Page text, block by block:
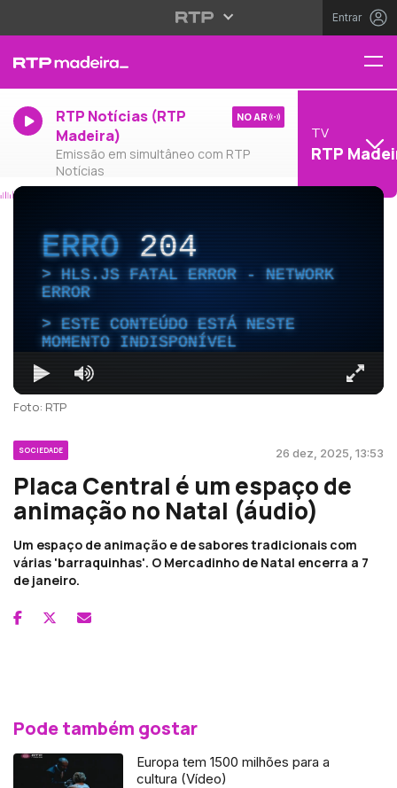
Entrar
RTP Notícias (RTP
Madeira)
Emissão em simultâneo com RTP
Notícias
NO AR
TV
RTP
ERRO204
HLS.JS FATAL ERROR - NETWORK
ERROR
ESTE CONTEÚDO ESTÁ NESTE
MOMENTO INDISPONÍVEL
Foto: RTP
SOCIEDADE 26 dez, 2025, 13:53
Placa Central é um espaço de
animação no Natal (áudio)
Um espaço de animação e de sabores tradicionais com
várias 'barraquinhas'. O Mercadinho de Natal encerra a 7
de janeiro.
Pode também gostar
Europa tem 1500 milhões para a
cultura (Vídeo)